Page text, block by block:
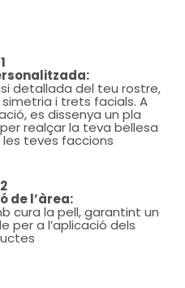
1
detallada del teu rostre,
i trets facials. A
es dissenya un pla
realçar la teva bellesa
teves faccions
2
de l’àrea:
cura la pell, garantint un
per a l’aplicació dels